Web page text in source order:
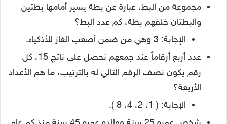
مجموعة من البط، عبارة عن بطة يسير أمامها بطتين
والبطتان خلفهم بطة، كم عدد البط؟
الإجابة: 3 وهي من ضمن أصعب الغاز للأذكياء.
عدد أربع أرقاماً عند جمعهم نحصل على ناتج 15، كل
رقم يكون نصف الرقم التالي له بالترتيب، ما هم الأعداد
الأربعة؟
الإجابة: ( 1، 2، 4، 8 ).